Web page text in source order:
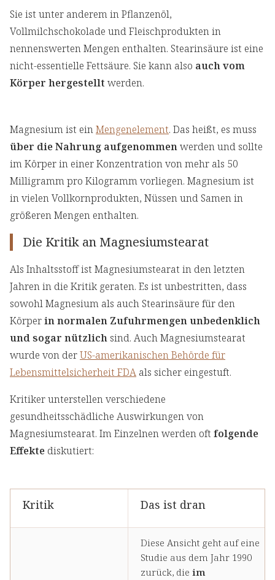
Sie ist unter anderem in Pflanzenöl,
Vollmilchschokolade und Fleischprodukten in
nennenswerten Mengen enthalten. Stearinsäure ist eine
nicht-essentielle Fettsäure. Sie kann also auch vom
Körper hergestellt werden.
Magnesium ist einMengenelement. Das heißt, es muss
über die Nahrung aufgenommenwerden und sollte
im Körper in einer Konzentration von mehr als 50
Milligramm pro Kilogramm vorliegen. Magnesium ist
in vielen Vollkornprodukten, Nüssen und Samen in
größeren Mengen enthalten.
Die Kritik an Magnesiumstearat
Als Inhaltsstoff ist Magnesiumstearat in den letzten
Jahren in die Kritik geraten. Es ist unbestritten, dass
sowohl Magnesium als auch Stearinsäure für den
Körperin normalen Zufuhrmengen unbedenklich
und sogar nützlich sind. Auch Magnesiumstearat
wurde von derUS-amerikanischen Behörde für
Lebensmittelsicherheit FDA als sicher eingestuft.
Kritiker unterstellen verschiedene
gesundheitsschädliche Auswirkungen von
Magnesiumstearat. Im Einzelnen werden oft folgende
Effekte diskutiert:
Kritik Das ist dran
Diese Ansicht geht auf eine
Studie aus dem Jahr 1990
zurück, die im